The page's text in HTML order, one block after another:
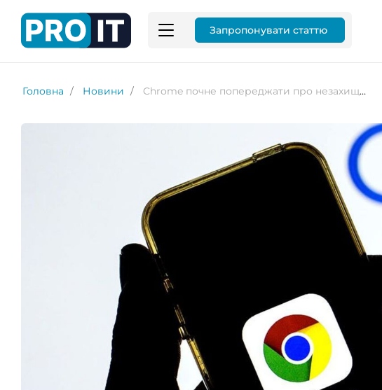
Запропонувати статтю
Головна Новини Chrome почне попереджати про незахищені сайти без HTTPS у 2026 році